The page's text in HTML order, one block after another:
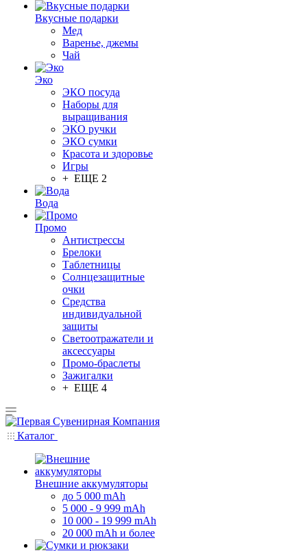
Вкусные подарки
Мед
Варенье, джемы
Чай
Эко
ЭКО посуда
Наборы для
выращивания
ЭКО ручки
ЭКО сумки
Красота и здоровье
Игры
+ ЕЩЕ 2
Вода
Промо
Антистрессы
Брелоки
Таблетницы
Солнцезащитные
очки
Средства
индивидуальной
защиты
Светоотражатели и
аксессуары
Промо-браслеты
Зажигалки
+ ЕЩЕ 4
Каталог
Внешние аккумуляторы
до 5 000 mAh
5 000 - 9 999 mAh
10 000 - 19 999 mAh
20 000 mAh и более